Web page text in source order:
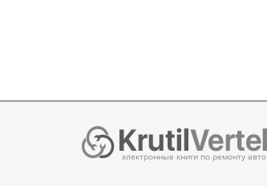
электронные книги по ремонту авто